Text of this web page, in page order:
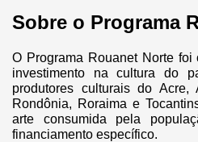
Sobre o Programa
O Programa Rouanet Norte
investimento na cultura do
produtores culturais do Acre,
Rondônia, Roraima e
arte consumida pela
financiamento específico.